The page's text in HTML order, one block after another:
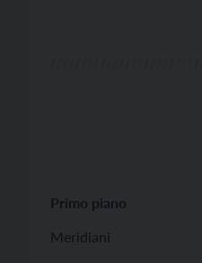
Primo piano
Meridiani